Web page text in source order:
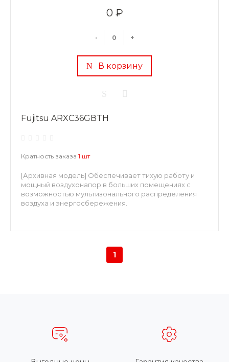
0 ₽
- +
В корзину
Fujitsu ARXC36GВTH
Кратность заказа 1 шт
[Архивная модель] Обеспечивает тихую работу и
мощный воздухонапор в больших помещениях с
возможностью мультизонального распределения
воздуха и энергосбережения.
1